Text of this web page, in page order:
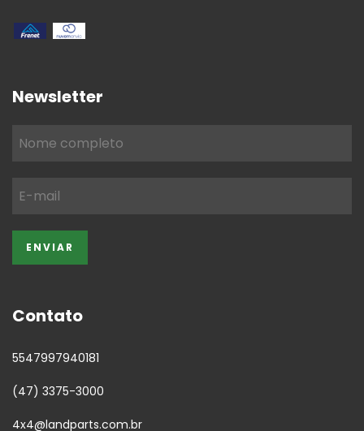
Newsletter
Contato
5547997940181
(47) 3375-3000
4x4@landparts.com.br